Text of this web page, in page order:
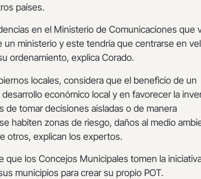
países.
en el Ministerio de Comunicaciones que
un ministerio y este tendría que centrarse en
ordenamiento, explica Corado.
locales, considera que el beneficio de un
económico local y en favorecer la
de tomar decisiones aisladas o de manera
habiten zonas de riesgo, daños al medio
otros, explican los expertos.
que los Concejos Municipales tomen la
municipios para crear su propio POT.